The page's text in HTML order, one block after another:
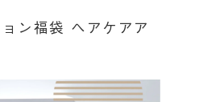
ン福袋 ヘアケアア